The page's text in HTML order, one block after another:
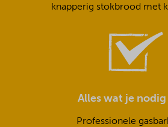
knapperig stokbrood met
Alles wat je
Professionele